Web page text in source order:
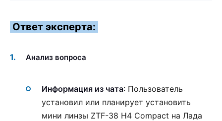
Ответ эксперта:
Анализ вопроса
Информация из чата: Пользователь
установил или планирует установить
мини линзы ZTF-38 H4 Compact на Лада